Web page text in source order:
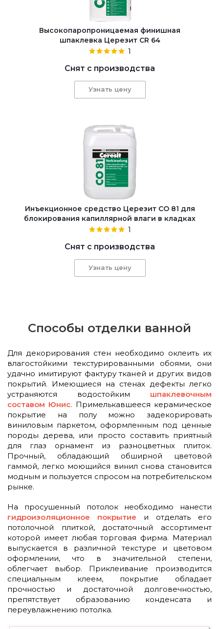
Высокопаропроницаемая финишная
шпаклевка Церезит CR 64
1
Снят с производства
Узнать цену
Инъекционное средство Церезит CO 81 для
блокирования капиллярной влаги в кладках
1
Снят с производства
Узнать цену
Способы отделки ванной
Для декорирования стен необходимо оклеить их
влагостойкими текстурированными обоями, они
удачно имитируют фактуру тканей и других видов
покрытий. Имеющиеся на стенах дефекты легко
устраняются водостойким шпаклевочным
составом Юнис. Примелькавшееся керамическое
покрытие на полу можно задекорировать
виниловым паркетом, оформленным под ценные
породы дерева, или просто составить приятный
для глаз орнамент из разноцветных плиток.
Прочный, обладающий обширной цветовой
гаммой, легко моющийся винил снова становится
модным и пользуется спросом на потребительском
рынке.
На просушенный потолок необходимо нанести
гидроизоляционное покрытие и отделать его
потолочной плиткой, достаточный ассортимент
которой имеет любая торговая фирма. Материал
выпускается в различной текстуре и цветовом
оформлении, что в значительной степени,
облегчает выбор. Приклеивание производится
специальным клеем, покрытие обладает
прочностью и достаточной долговечностью,
препятствует образованию конденсата и
переувлажнению потолка.